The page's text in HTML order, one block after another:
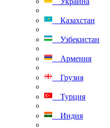
Казахстан
Узбекистан
Армения
Грузия
Турция
Индия